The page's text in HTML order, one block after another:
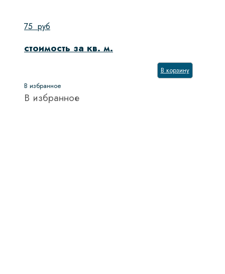
75 руб
стоимость за кв. м.
В корзину
В избранное
В избранное